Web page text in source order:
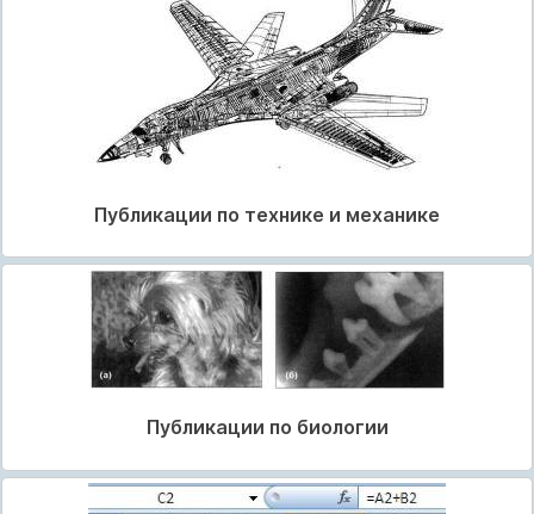
Публикации по технике и механике
Публикации по биологии